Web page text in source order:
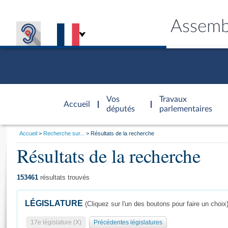
Accueil
d'accueil
Vos
députés
Travaux
parlementaires
Général
Vous
Accueil Recherche sur... Résultats de la recherche
Résultats de la recherche
153461 résultats trouvés
LÉGISLATURE (Cliquez sur l'un des boutons pour faire un choix)
17e législature (X) Précédentes législatures